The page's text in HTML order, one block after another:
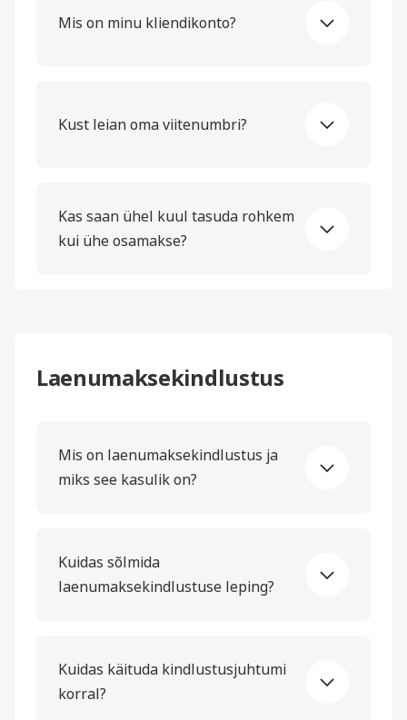
Mis on minu kliendikonto?
Kust leian oma viitenumbri?
Kas saan ühel kuul tasuda rohkem
kui ühe osamakse?
Laenumaksekindlustus
Mis on laenumaksekindlustus ja
miks see kasulik on?
Kuidas sõlmida
laenumaksekindlustuse leping?
Kuidas käituda kindlustusjuhtumi
korral?